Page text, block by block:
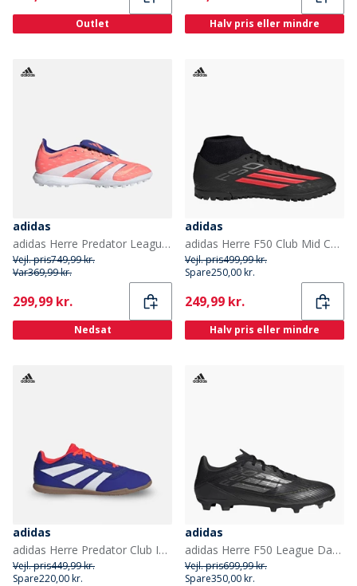
Outlet Halv pris eller mindre
adidas
adidas Herre Predator League Tunge TF Astro Fodboldstøvler Signal Coral/Cloud White/Beam Orange
Vejl. pris749,99 kr.
Var369,99 kr.
Current
299,99 kr.
Nedsat
adidas
adidas Herre F50 Club Mid Cut Stealth Victory Pack TF Kunstgræs Fodboldstøvler Core Black/Lucid Red/Sort
Vejl. pris499,99 kr.
Spare250,00 kr.
Current
249,99 kr.
Halv pris eller mindre
adidas
adidas Herre Predator Club IN Indendørs Sala Fodboldstøvler Cloud White/Lucid Blue/Solar Red
Vejl. pris449,99 kr.
Spare220,00 kr.
adidas
adidas Herre F50 League Dark Spark Pack FG/MG Fast/Multi Jord Fodboldstøvler Core Black/Iron Metallic/Gold Metallic
Vejl. pris699,99 kr.
Spare350,00 kr.